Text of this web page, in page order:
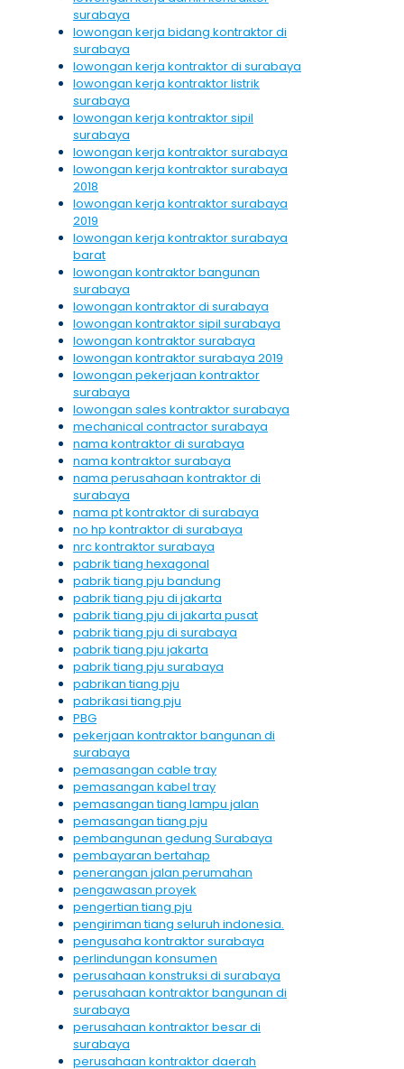
surabaya
lowongan kerja bidang kontraktor di
surabaya
lowongan kerja kontraktor di surabaya
lowongan kerja kontraktor listrik
surabaya
lowongan kerja kontraktor sipil
surabaya
lowongan kerja kontraktor surabaya
lowongan kerja kontraktor surabaya
2018
lowongan kerja kontraktor surabaya
2019
lowongan kerja kontraktor surabaya
barat
lowongan kontraktor bangunan
surabaya
lowongan kontraktor di surabaya
lowongan kontraktor sipil surabaya
lowongan kontraktor surabaya
lowongan kontraktor surabaya 2019
lowongan pekerjaan kontraktor
surabaya
lowongan sales kontraktor surabaya
mechanical contractor surabaya
nama kontraktor di surabaya
nama kontraktor surabaya
nama perusahaan kontraktor di
surabaya
nama pt kontraktor di surabaya
no hp kontraktor di surabaya
nrc kontraktor surabaya
pabrik tiang hexagonal
pabrik tiang pju bandung
pabrik tiang pju di jakarta
pabrik tiang pju di jakarta pusat
pabrik tiang pju di surabaya
pabrik tiang pju jakarta
pabrik tiang pju surabaya
pabrikan tiang pju
pabrikasi tiang pju
PBG
pekerjaan kontraktor bangunan di
surabaya
pemasangan cable tray
pemasangan kabel tray
pemasangan tiang lampu jalan
pemasangan tiang pju
pembangunan gedung Surabaya
pembayaran bertahap
penerangan jalan perumahan
pengawasan proyek
pengertian tiang pju
pengiriman tiang seluruh indonesia.
pengusaha kontraktor surabaya
perlindungan konsumen
perusahaan konstruksi di surabaya
perusahaan kontraktor bangunan di
surabaya
perusahaan kontraktor besar di
surabaya
perusahaan kontraktor daerah